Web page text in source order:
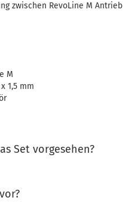
zwischen RevoLine M Antrieb
M
1,5 mm
Set vorgesehen?